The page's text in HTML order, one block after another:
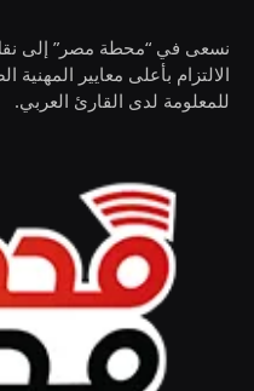
نسعى في “محطة مصر” إلى نقل
الالتزام بأعلى معايير
للمعلومة لدى القارئ العربي.